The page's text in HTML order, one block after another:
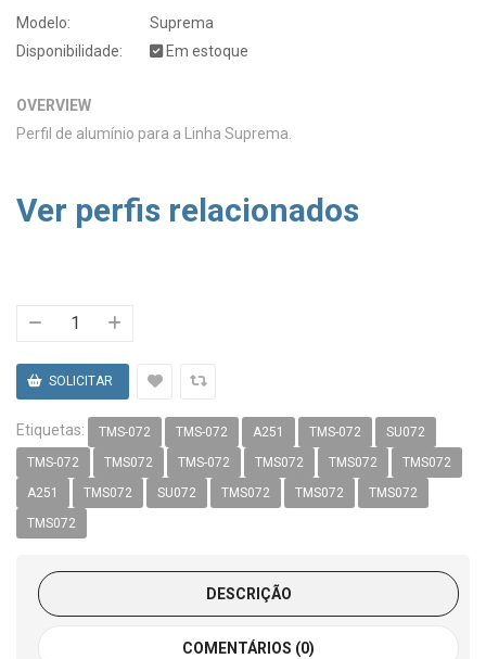
Modelo:
Suprema
Disponibilidade:
Em estoque
OVERVIEW
Perfil de alumínio para a Linha Suprema.
Ver perfis relacionados
Etiquetas: TMS-072 TMS-072 A251 TMS-072 SU072
TMS-072 TMS072 TMS-072 TMS072 TMS072 TMS072
A251 TMS072 SU072 TMS072 TMS072 TMS072
TMS072
DESCRIÇÃO
COMENTÁRIOS (0)